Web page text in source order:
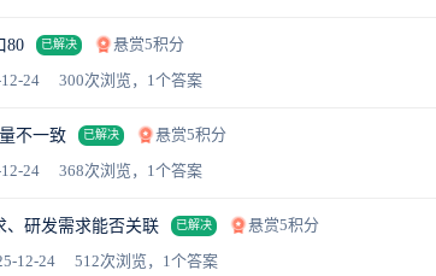
80 已解决
悬赏5积分
24 300次浏览，1个答案
不一致 已解决
悬赏5积分
24 368次浏览，1个答案
、研发需求能否关联 已解决
悬赏5积分
12-24 512次浏览，1个答案